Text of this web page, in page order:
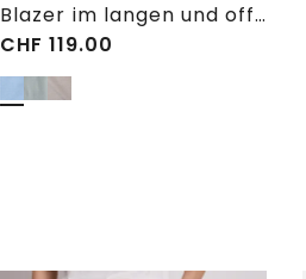
Blazer im langen und offenen Schnitt
CHF 119.00